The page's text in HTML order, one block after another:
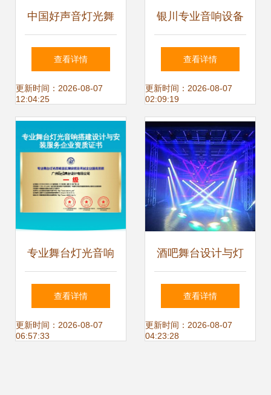
中国好声音灯光舞
台SU模型设计 塑
造听觉与视觉的梦
查看详情
更新时间：2026-08-07
12:04:25
银川专业音响设备
租赁 相合品牌打造
舞台音视盛宴
查看详情
更新时间：2026-08-07
02:09:19
专业舞台灯光音响
搭建设计安装服务
资质证书 舞台灯光
查看详情
更新时间：2026-08-07
06:57:33
酒吧舞台设计与灯
光布局的艺术探索
查看详情
更新时间：2026-08-07
04:23:28